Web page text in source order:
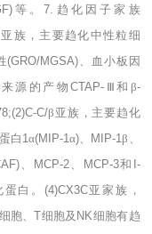
等。7. 趋化因子家族
族，主要趋化中性粒细
(GRO/MGSA)、血小板因
源的产物CTAP- Ⅲ和β-
C/β亚族，主要趋化
白 1α(MIP-1α)、 MIP-1β、
、 MCP-2、 MCP-3和 I-
白。 (4)CX3C亚家族，
胞、T细胞及 NK细胞有趋